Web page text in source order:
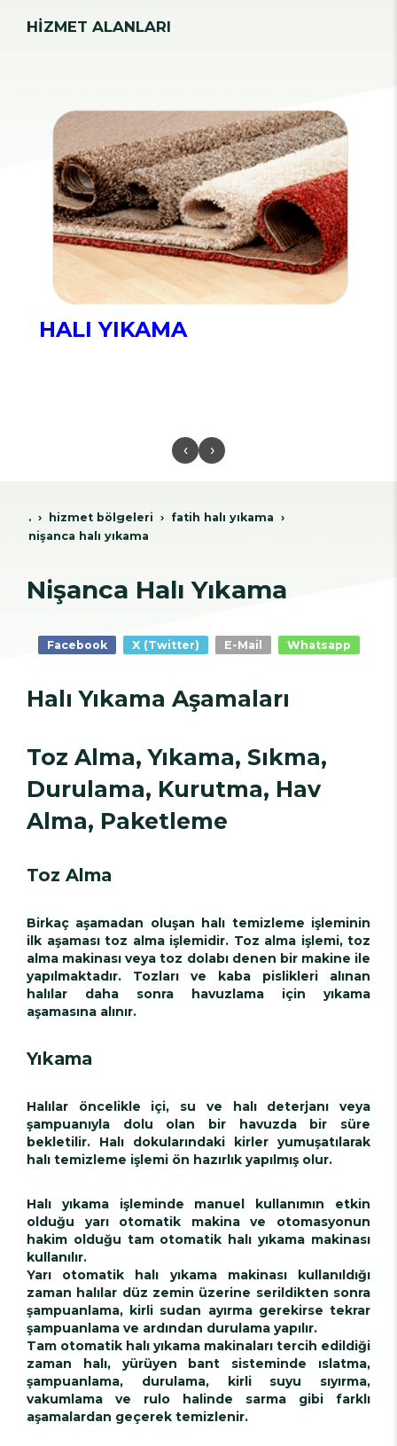
HİZMET ALANLARI
HALI YIKAMA
‹ ›
. hi̇zmet bölgeleri̇
fati̇h hali yikama
nişanca halı yıkama
Nişanca Halı Yıkama
Facebook X (Twitter) E-Mail Whatsapp
Halı Yıkama Aşamaları
Toz Alma, Yıkama, Sıkma,
Durulama, Kurutma, Hav
Alma, Paketleme
Toz Alma
Birkaç aşamadan oluşan halı temizleme işleminin
ilk aşaması toz alma işlemidir. Toz alma işlemi, toz
alma makinası veya toz dolabı denen bir makine ile
yapılmaktadır. Tozları ve kaba pislikleri alınan
halılar daha sonra havuzlama için yıkama
aşamasına alınır.
Yıkama
Halılar öncelikle içi, su ve halı deterjanı veya
şampuanıyla dolu olan bir havuzda bir süre
bekletilir. Halı dokularındaki kirler yumuşatılarak
halı temizleme işlemi ön hazırlık yapılmış olur.
Halı yıkama işleminde manuel kullanımın etkin
olduğu yarı otomatik makina ve otomasyonun
hakim olduğu tam otomatik halı yıkama makinası
kullanılır.
Yarı otomatik halı yıkama makinası kullanıldığı
zaman halılar düz zemin üzerine serildikten sonra
şampuanlama, kirli sudan ayırma gerekirse tekrar
şampuanlama ve ardından durulama yapılır.
Tam otomatik halı yıkama makinaları tercih edildiği
zaman halı, yürüyen bant sisteminde ıslatma,
şampuanlama, durulama, kirli suyu sıyırma,
vakumlama ve rulo halinde sarma gibi farklı
aşamalardan geçerek temizlenir.